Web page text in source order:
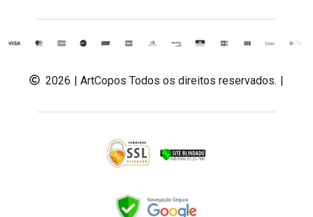
2026 | ArtCopos Todos os direitos reservados. |